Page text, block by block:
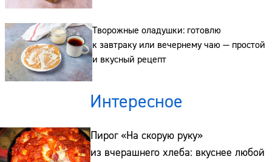
Творожные оладушки: готовлю
к завтраку или вечернему чаю — простой
и вкусный рецепт
Интересное
Пирог «На скорую руку»
из вчерашнего хлеба: вкуснее любой